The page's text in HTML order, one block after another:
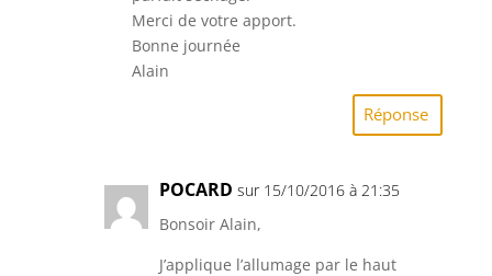
Merci de votre apport.
Bonne journée
Alain
Réponse
POCARD sur 15/10/2016 à 21:35
Bonsoir Alain,
J’applique l’allumage par le haut